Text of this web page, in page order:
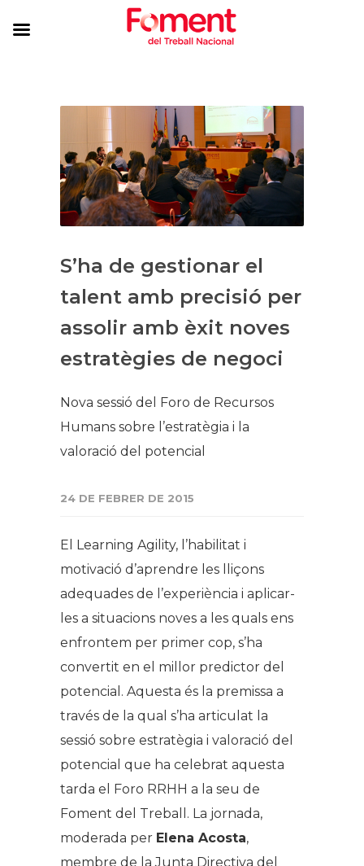
S’ha de gestionar el
talent amb precisió per
assolir amb èxit noves
estratègies de negoci
Nova sessió del Foro de Recursos
Humans sobre l’estratègia i la
valoració del potencial
24 DE FEBRER DE 2015
El Learning Agility, l’habilitat i
motivació d’aprendre les lliçons
adequades de l’experiència i aplicar-
les a situacions noves a les quals ens
enfrontem per primer cop, s’ha
convertit en el millor predictor del
potencial. Aquesta és la premissa a
través de la qual s’ha articulat la
sessió sobre estratègia i valoració del
potencial que ha celebrat aquesta
tarda el Foro RRHH a la seu de
Foment del Treball. La jornada,
moderada per Elena Acosta,
membre de la Junta Directiva del